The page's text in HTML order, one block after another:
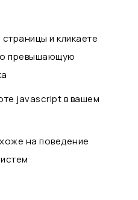
и кликаете
превышающую
javascript в вашем
на поведение